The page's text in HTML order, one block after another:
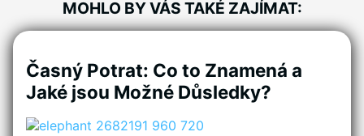
MOHLO BY VÁS TAKÉ ZAJÍMAT:
Časný Potrat: Co to Znamená a
Jaké jsou Možné Důsledky?